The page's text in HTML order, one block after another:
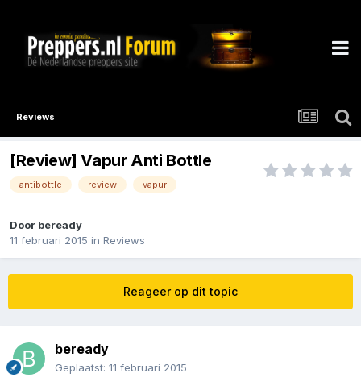
Reviews
[Review] Vapur Anti Bottle
antibottle review vapur
Door beready
11 februari 2015 in Reviews
Reageer op dit topic
beready
Geplaatst: 11 februari 2015